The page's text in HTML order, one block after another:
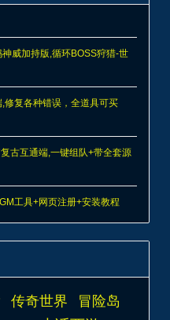
威加持版,循环BOSS狩猎-世
修复各种错误，全道具可买
古互通端,一键组队+带全套源
工具+网页注册+安装教程
传奇世界 冒险岛